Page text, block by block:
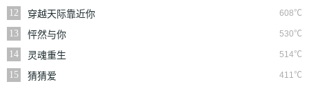
12
608℃
穿越天际靠近你
13
530℃
怦然与你
14
514℃
灵魂重生
15
411℃
猜猜爱